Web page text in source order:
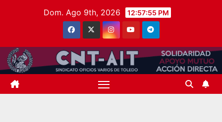
Dom. Ago 9th, 2026 12:57:56 PM